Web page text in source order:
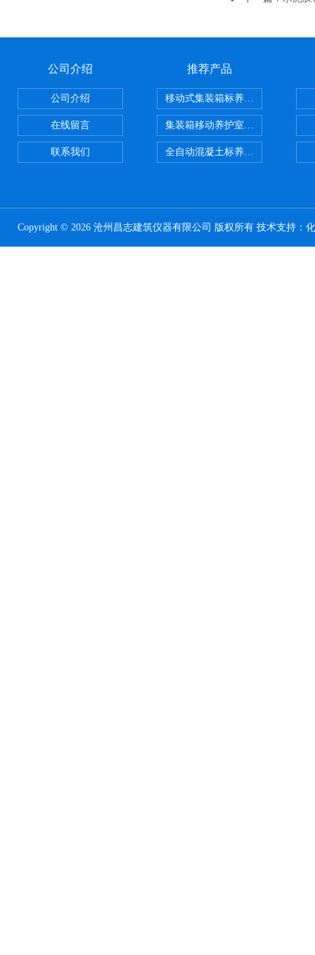
公司介绍
公司介绍
在线留言
联系我们
推荐产品
移动式集装箱标养室 养护室设备
集装箱移动养护室 标养室
全自动混凝土标养室恒温恒湿设备
Copyright © 2026 沧州昌志建筑仪器有限公司 版权所有 技术支持：